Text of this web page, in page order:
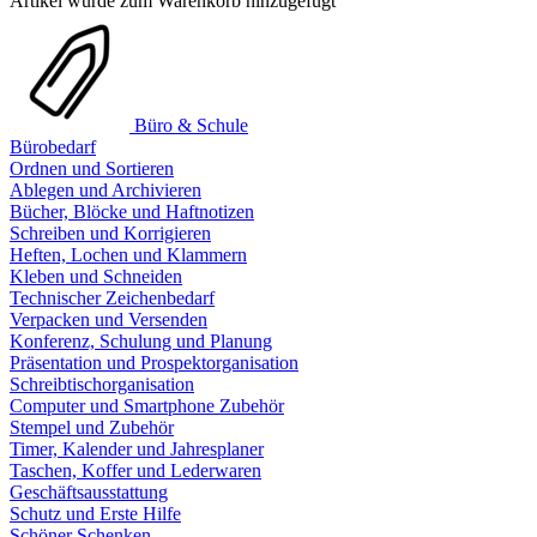
Büro & Schule
Bürobedarf
Ordnen und Sortieren
Ablegen und Archivieren
Bücher, Blöcke und Haftnotizen
Schreiben und Korrigieren
Heften, Lochen und Klammern
Kleben und Schneiden
Technischer Zeichenbedarf
Verpacken und Versenden
Konferenz, Schulung und Planung
Präsentation und Prospektorganisation
Schreibtischorganisation
Computer und Smartphone Zubehör
Stempel und Zubehör
Timer, Kalender und Jahresplaner
Taschen, Koffer und Lederwaren
Geschäftsausstattung
Schutz und Erste Hilfe